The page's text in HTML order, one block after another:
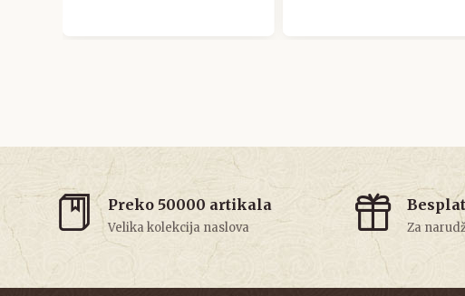
Preko 50000 artikala
Velika kolekcija naslova Za